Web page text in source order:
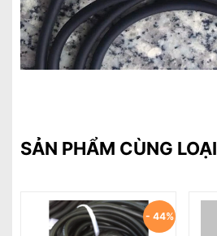
SẢN PHẨM CÙNG LOẠI
- 44%